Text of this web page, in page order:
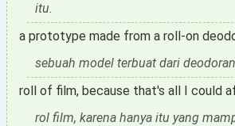
itu.
a prototype made from a roll-on
sebuah model terbuat dari
roll of film, because that's all I could
rol film, karena hanya itu yang